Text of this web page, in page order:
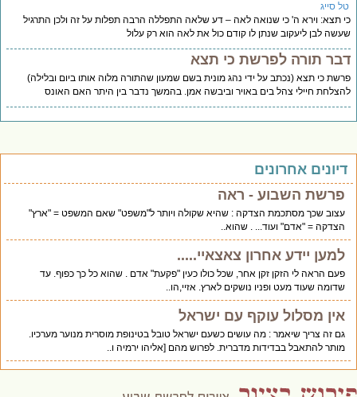
סייג
תצא: וירא ה' כי שנואה לאה – דע שלאה התפללה הרבה תפלות על זה ולכן התרגיל
לבן ליעקוב שנתן לו קודם כול את לאה הוא רק עלול
תורה לפרשת כי תצא
כי תצא (נכתב על ידי נהג מונית בשם שמעון שהתורה מלוה אותו ביום ובלילה)
חיילי צהל בים באויר וביבשה אמן. בהמשך נדבר בין היתר האם האונס
אחרונים
פרשת השבוע - ראה
עצוב שכך מסתכמת הצדקה : שהיא שקולה ויותר ל"משפט" שאם המשפט = "ארץ"
הצדקה = "אדם" ועוד... . שהוא..
למען יידע אחרון צאצאיי.....
פעם הראה לי הזקן זקן אחר, שכל כולו כעין "פקעת" אדם . שהוא כל כך כפוף. עד
שדומה שעוד מעט ופניו נושקים לארץ. אזיי,הו..
אין מסלול עוקף עם ישראל
גם זה צריך שיאמר : מה עושים כשעם ישראל טובל בטינופת מוסרית מנוער מערכיו.
מותר להתאבל בבדידות מדברית. לפרוש מהם [אליהו ירמיה ו..